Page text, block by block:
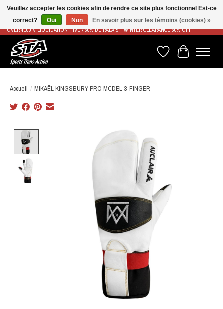
LIVRAISON RAPIDE ET GRATUITE À PARTIR DE 100$ - FAST & FREE SHIPPING ON ORDERS
OVER $100 // LIQUIDATION HIVER 30% DE RABAIS - WINTER CLEARANCE 30% OFF
Liste de souhaits
Panier
Accueil / MIKAËL KINGSBURY PRO MODEL 3-FINGER
Product image slideshow Items
Veuillez accepter les cookies afin de rendre ce site plus fonctionnel Est-ce
correct?
Oui Non En savoir plus sur les témoins (cookies) »